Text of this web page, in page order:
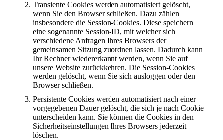
Transiente Cookies werden automatisiert gelöscht,
wenn Sie den Browser schließen. Dazu zählen
insbesondere die Session-Cookies. Diese speichern
eine sogenannte Session-ID, mit welcher sich
verschiedene Anfragen Ihres Browsers der
gemeinsamen Sitzung zuordnen lassen. Dadurch kann
Ihr Rechner wiedererkannt werden, wenn Sie auf
unsere Website zurückkehren. Die Session-Cookies
werden gelöscht, wenn Sie sich ausloggen oder den
Browser schließen.
Persistente Cookies werden automatisiert nach einer
vorgegebenen Dauer gelöscht, die sich je nach Cookie
unterscheiden kann. Sie können die Cookies in den
Sicherheitseinstellungen Ihres Browsers jederzeit
löschen.